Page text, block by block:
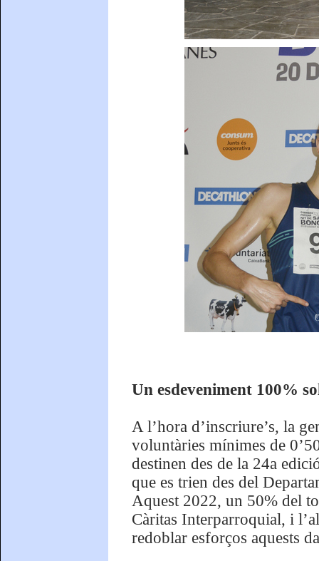
Un esdeveniment 100%
A l’hora d’inscriure’s, la
voluntàries mínimes de
destinen des de la 24a
que es trien des del
Aquest 2022, un 50% del
Càritas Interparroquial, i
redoblar esforços aquests